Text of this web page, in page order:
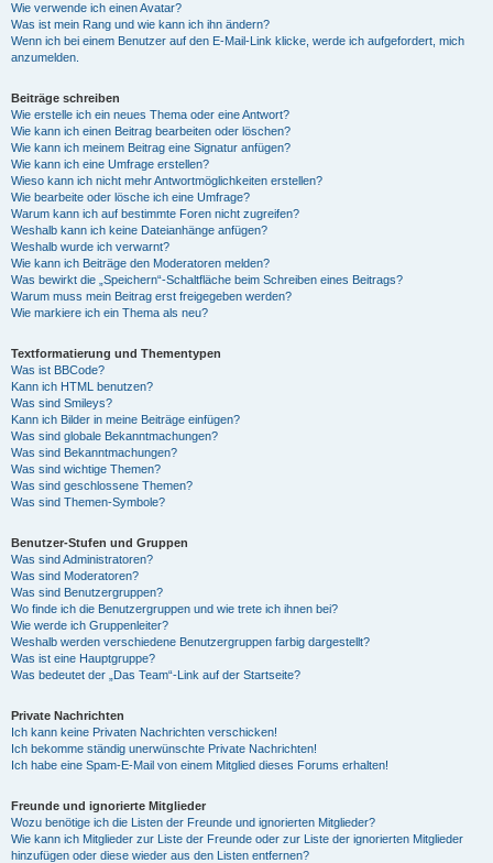
Wie verwende ich einen Avatar?
Was ist mein Rang und wie kann ich ihn ändern?
Wenn ich bei einem Benutzer auf den E-Mail-Link klicke, werde ich aufgefordert, mich
anzumelden.
Beiträge schreiben
Wie erstelle ich ein neues Thema oder eine Antwort?
Wie kann ich einen Beitrag bearbeiten oder löschen?
Wie kann ich meinem Beitrag eine Signatur anfügen?
Wie kann ich eine Umfrage erstellen?
Wieso kann ich nicht mehr Antwortmöglichkeiten erstellen?
Wie bearbeite oder lösche ich eine Umfrage?
Warum kann ich auf bestimmte Foren nicht zugreifen?
Weshalb kann ich keine Dateianhänge anfügen?
Weshalb wurde ich verwarnt?
Wie kann ich Beiträge den Moderatoren melden?
Was bewirkt die „Speichern“-Schaltfläche beim Schreiben eines Beitrags?
Warum muss mein Beitrag erst freigegeben werden?
Wie markiere ich ein Thema als neu?
Textformatierung und Thementypen
Was ist BBCode?
Kann ich HTML benutzen?
Was sind Smileys?
Kann ich Bilder in meine Beiträge einfügen?
Was sind globale Bekanntmachungen?
Was sind Bekanntmachungen?
Was sind wichtige Themen?
Was sind geschlossene Themen?
Was sind Themen-Symbole?
Benutzer-Stufen und Gruppen
Was sind Administratoren?
Was sind Moderatoren?
Was sind Benutzergruppen?
Wo finde ich die Benutzergruppen und wie trete ich ihnen bei?
Wie werde ich Gruppenleiter?
Weshalb werden verschiedene Benutzergruppen farbig dargestellt?
Was ist eine Hauptgruppe?
Was bedeutet der „Das Team“-Link auf der Startseite?
Private Nachrichten
Ich kann keine Privaten Nachrichten verschicken!
Ich bekomme ständig unerwünschte Private Nachrichten!
Ich habe eine Spam-E-Mail von einem Mitglied dieses Forums erhalten!
Freunde und ignorierte Mitglieder
Wozu benötige ich die Listen der Freunde und ignorierten Mitglieder?
Wie kann ich Mitglieder zur Liste der Freunde oder zur Liste der ignorierten Mitglieder
hinzufügen oder diese wieder aus den Listen entfernen?